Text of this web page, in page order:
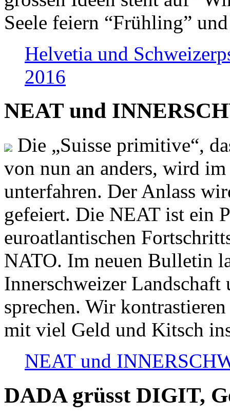
Seele feiern “Frühling”
Helvetia und
2016
NEAT und
Die „Suisse primitive“,
von nun an anders, wird
unterfahren. Der Anlass
gefeiert. Die NEAT ist ein
euroatlantischen
NATO. Im neuen Bulletin
Innerschweizer
sprechen. Wir
mit viel Geld und Kitsch
NEAT und
DADA grüsst DIGIT,